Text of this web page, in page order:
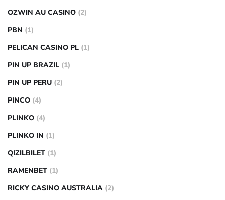
OZWIN AU CASINO (2)
PBN (1)
PELICAN CASINO PL (1)
PIN UP BRAZIL (1)
PIN UP PERU (2)
PINCO (4)
PLINKO (4)
PLINKO IN (1)
QIZILBILET (1)
RAMENBET (1)
RICKY CASINO AUSTRALIA (2)